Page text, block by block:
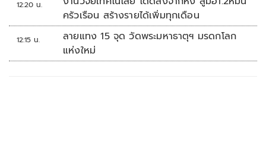
12:20 น.
ครัวเรือน สร้างรายได้เพิ่มทุกเดือน
12:15 น.
ลายแทง 15 จุด วัดพระมหาธาตุฯ มรดกโลก
แห่งใหม่